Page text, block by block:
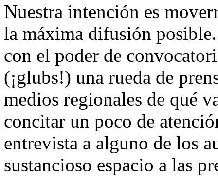
Nuestra intención es
la máxima difusión
con el poder de
(¡glubs!) una rueda de
medios regionales de qué
concitar un poco de
entrevista a alguno de los
sustancioso espacio a las